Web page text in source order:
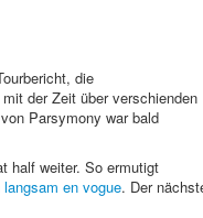
die
der Zeit über verschienden
Parsymony war bald
half weiter. So ermutigt
en vogue. Der